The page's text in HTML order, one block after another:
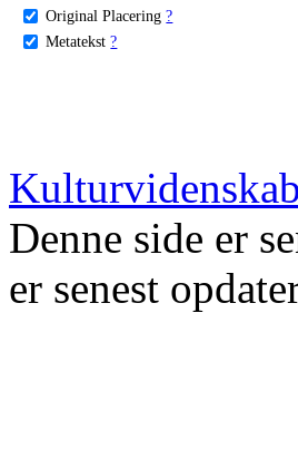
Original Placering ?
Metatekst ?
Denne side er
er senest